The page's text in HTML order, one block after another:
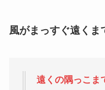
風がまっすぐ遠くま
遠くの隅っこま